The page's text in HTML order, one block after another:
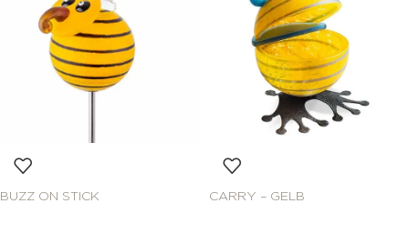
BUZZ ON STICK CARRY – GELB